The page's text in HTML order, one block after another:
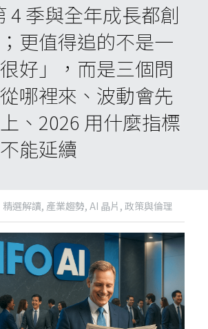
4 季與全年成長都創
更值得追的不是一
好」，而是三個問
哪裡來、波動會先
、2026 用什麼指標
能延續
精選解讀, 產業趨勢, AI 晶片, 政策與倫理